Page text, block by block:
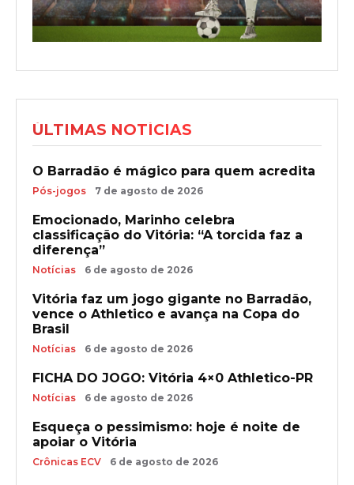
ÚLTIMAS NOTÍCIAS
O Barradão é mágico para quem acredita
Pós-jogos 7 de agosto de 2026
Emocionado, Marinho celebra
classificação do Vitória: “A torcida faz a
diferença”
Notícias 6 de agosto de 2026
Vitória faz um jogo gigante no Barradão,
vence o Athletico e avança na Copa do
Brasil
Notícias 6 de agosto de 2026
FICHA DO JOGO: Vitória 4×0 Athletico-PR
Notícias 6 de agosto de 2026
Esqueça o pessimismo: hoje é noite de
apoiar o Vitória
Crônicas ECV 6 de agosto de 2026